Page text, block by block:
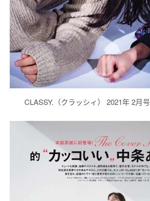
CLASSY.（クラッシィ） 2021年 2月号